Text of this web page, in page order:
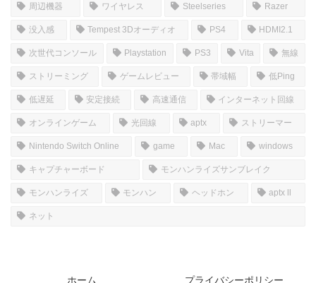
周辺機器 ワイヤレス Steelseries Razer
没入感 Tempest 3Dオーディオ PS4 HDMI2.1
次世代コンソール Playstation PS3 Vita 無線
ストリーミング ゲームレビュー 帯域幅 低Ping
低遅延 安定接続 高速通信 インターネット回線
オンラインゲーム 光回線 aptx ストリーマー
Nintendo Switch Online game Mac windows
キャプチャーボード モンハンライズサンブレイク
モンハンライズ モンハン ヘッドホン aptx ll
ネット
ホーム プライバシーポリシー